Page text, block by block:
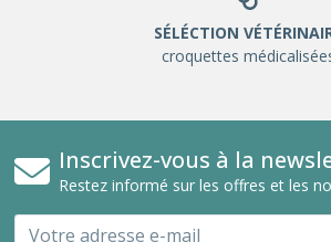
SÉLÉCTION
croquettes
Inscrivez-vous à la
Restez informé sur les offres et les
Email